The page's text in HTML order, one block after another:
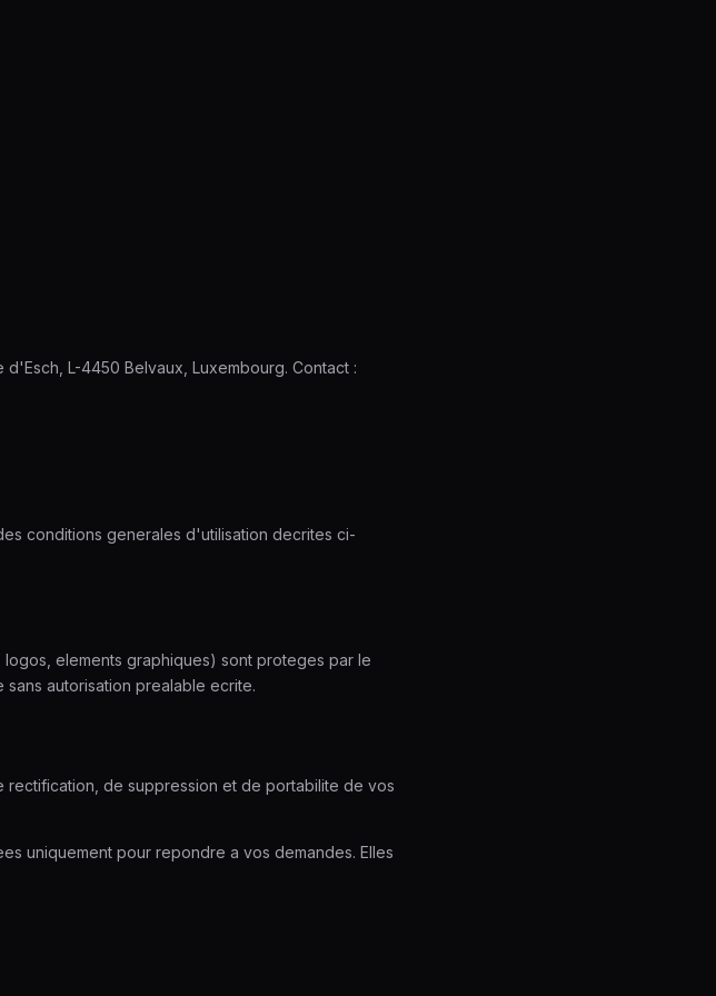
d'Esch, L-4450 Belvaux, Luxembourg. Contact :
conditions generales d'utilisation decrites ci-
elements graphiques) sont proteges par le
autorisation prealable ecrite.
de suppression et de portabilite de vos
uniquement pour repondre a vos demandes. Elles